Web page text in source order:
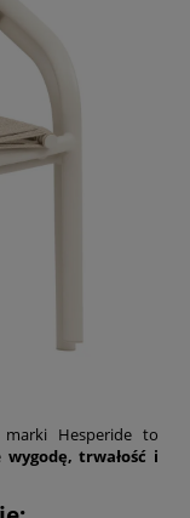
marki Hesperide to
wygodę, trwałość i